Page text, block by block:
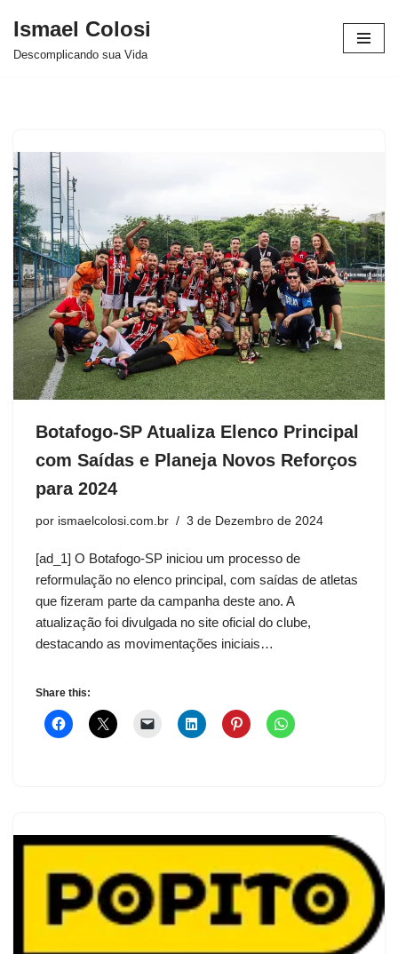
Avançar
Ismael Colosi
Descomplicando sua Vida
Botafogo-SP Atualiza Elenco Principal
com Saídas e Planeja Novos Reforços
para 2024
por ismaelcolosi.com.br 3 de Dezembro de 2024
[ad_1] O Botafogo-SP iniciou um processo de
reformulação no elenco principal, com saídas de atletas
que fizeram parte da campanha deste ano. A
atualização foi divulgada no site oficial do clube,
destacando as movimentações iniciais…
Share this: